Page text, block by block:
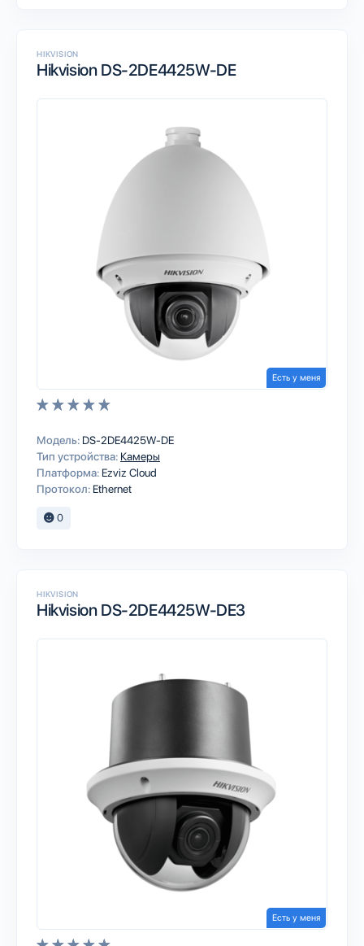
HIKVISION
Hikvision DS-2DE4425W-DE
Есть у меня
Модель: DS-2DE4425W-DE
Тип устройства: Камеры
Платформа: Ezviz Cloud
Протокол: Ethernet
0
HIKVISION
Hikvision DS-2DE4425W-DE3
Есть у меня